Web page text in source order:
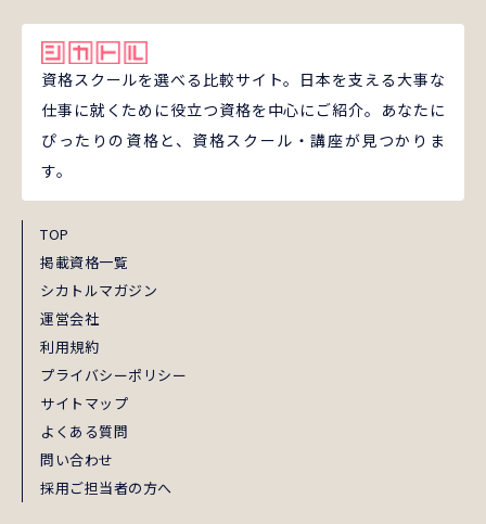
資格スクールを選べる比較サイト。日本を支える大事な
仕事に就くために役立つ資格を中心にご紹介。あなたに
ぴったりの資格と、資格スクール・講座が見つかりま
す。
TOP
掲載資格一覧
シカトルマガジン
運営会社
利用規約
プライバシーポリシー
サイトマップ
よくある質問
問い合わせ
採用ご担当者の方へ